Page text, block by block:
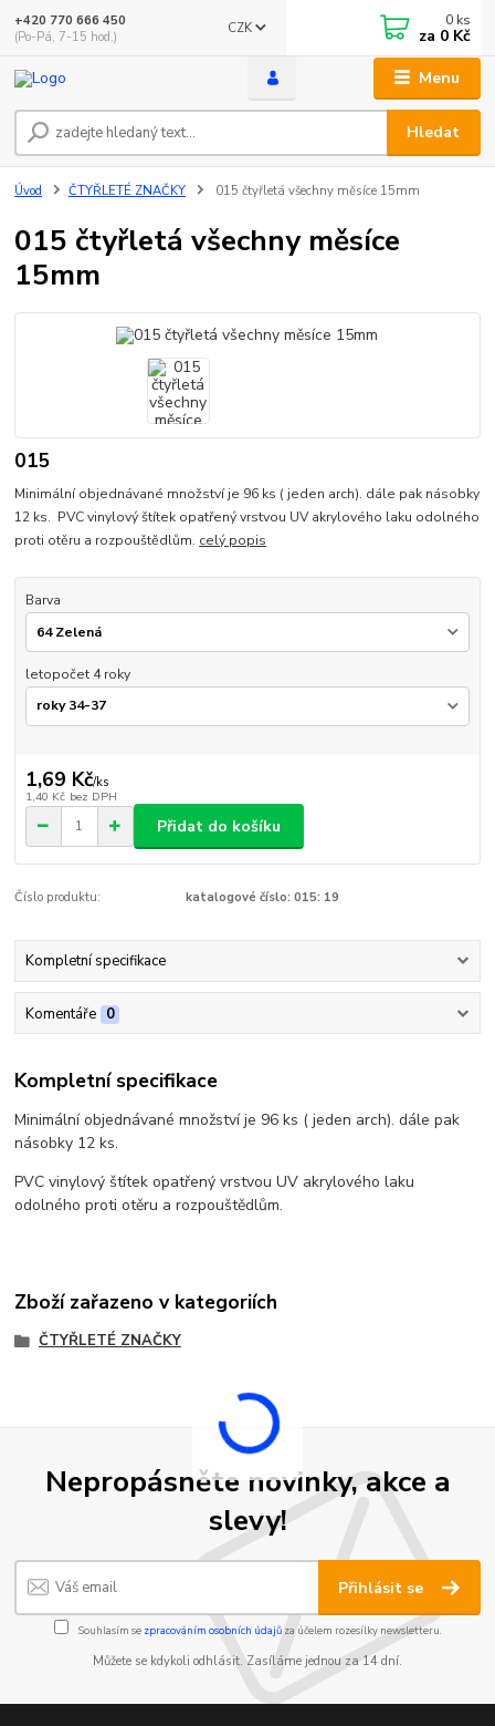
Menu
CZK
Hledat
+420 770 666 450
(Po-Pá, 7-15 hod.)
0 ks
za 0 Kč
Úvod ČTYŘLETÉ ZNAČKY 015 čtyřletá všechny měsíce 15mm
015 čtyřletá všechny měsíce
15mm
015
Minimální objednávané množství je 96 ks ( jeden arch). dále pak násobky
12 ks. PVC vinylový štítek opatřený vrstvou UV akrylového laku odolného
proti otěru a rozpouštědlům. celý popis
Barva
letopočet 4 roky
1,69 Kč/ks
1,40 Kč bez DPH
Přidat do košíku
Číslo produktu: katalogové číslo: 015: 19
Kompletní specifikace
Komentáře 0
Kompletní specifikace
Minimální objednávané množství je 96 ks ( jeden arch). dále pak
násobky 12 ks.
PVC vinylový štítek opatřený vrstvou UV akrylového laku
odolného proti otěru a rozpouštědlům.
Zboží zařazeno v kategoriích
ČTYŘLETÉ ZNAČKY
Nepropásněte novinky, akce a
slevy!
Přihlásit se
Souhlasím se zpracováním osobních údajůza účelem rozesílky newsletteru.
Můžete se kdykoli odhlásit. Zasíláme jednou za 14 dní.